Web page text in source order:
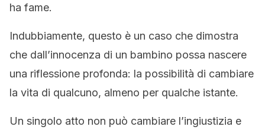
ha fame.
Indubbiamente, questo è un caso che dimostra
che dall’innocenza di un bambino possa nascere
una riflessione profonda: la possibilità di cambiare
la vita di qualcuno, almeno per qualche istante.
Un singolo atto non può cambiare l’ingiustizia e